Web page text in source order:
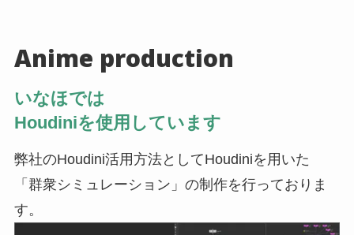
Anime production
いなほでは
Houdiniを使用しています
弊社のHoudini活用方法としてHoudiniを用いた
「群衆シミュレーション」の制作を行っておりま
す。